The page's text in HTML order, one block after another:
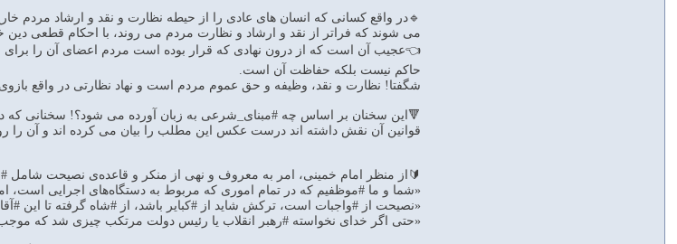
🔹در واقع کسانی که انسان های عادی را از حیطه نظارت و نقد و ارشاد مردم
می شوند که فراتر از نقد و ارشاد و نظارت مردم می روند، با احکام قطعی
👈عجیب آن است که از درون نهادی که قرار بوده است مردم اعضای آن را
حاکم نیست بلکه حفاظت آن است.
شگفتا! نظارت و نقد، وظیفه و حق عموم مردم است و نهاد نظارتی در واقع
🔻این سخنان بر اساس چه #مبنای_شرعی به زبان آورده می شود؟! سخنانی که در
قوانین آن نقش داشته اند درست عکس این مطلب را بیان می کرده اند و آن را
🔰از منظر امام خمینی، امر به معروف و نهی از منکر و قاعده‌ی نصیحت شامل
«شما و ما #موظفیم که در تمام اموری که مربوط به دستگاه‌های اجرایی است، امر به
«نصیحت از #واجبات است، ترکش شاید از #کبایر باشد، از #شاه گرفته تا این #آقایان،
«حتی اگر خدای نخواسته #رهبر انقلاب یا رئیس دولت مرتکب چیزی شد که موجب